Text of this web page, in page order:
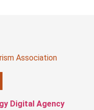
Association
Digital Agency